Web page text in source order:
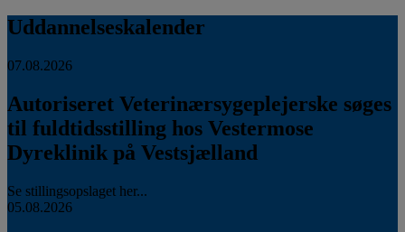
Uddannelseskalender
07.08.2026
Autoriseret Veterinærsygeplejerske søges
til fuldtidsstilling hos Vestermose
Dyreklinik på Vestsjælland
Se stillingsopslaget her...
05.08.2026